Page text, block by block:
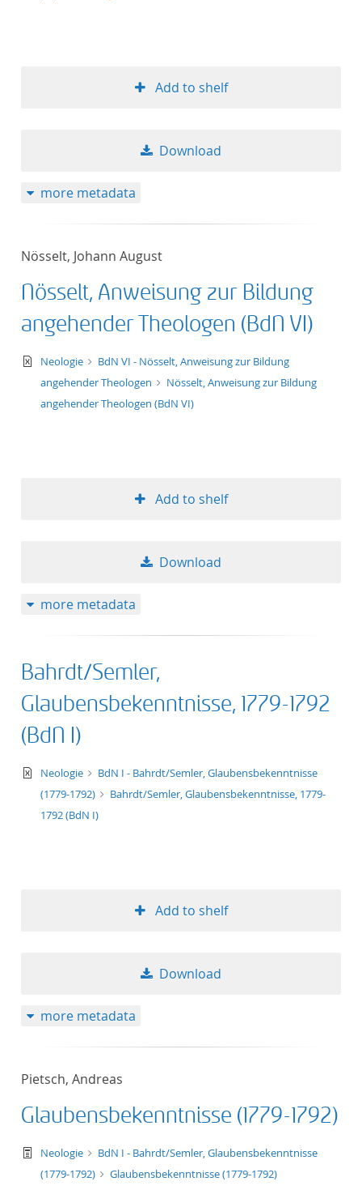
Add to shelf
Download
more metadata
Nösselt, Johann August
Nösselt, Anweisung zur Bildung
angehender Theologen (BdN VI)
text/xml
Neologie
BdN VI - Nösselt, Anweisung zur Bildung
angehender Theologen
Nösselt, Anweisung zur Bildung
angehender Theologen (BdN VI)
Add to shelf
Download
more metadata
Bahrdt/Semler,
Glaubensbekenntnisse, 1779-1792
(BdN I)
text/xml
Neologie
BdN I - Bahrdt/Semler, Glaubensbekenntnisse
(1779-1792)
Bahrdt/Semler, Glaubensbekenntnisse, 1779-
1792 (BdN I)
Add to shelf
Download
more metadata
Pietsch, Andreas
Glaubensbekenntnisse (1779-1792)
text/tg.work+xml
Neologie
BdN I - Bahrdt/Semler, Glaubensbekenntnisse
(1779-1792)
Glaubensbekenntnisse (1779-1792)